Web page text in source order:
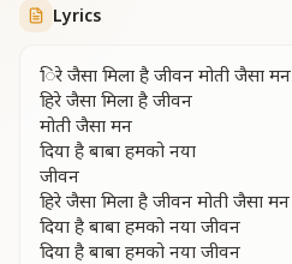
Lyrics
िरे जैसा मिला है जीवन मोती जैसा मन
हिरे जैसा मिला है जीवन
मोती जैसा मन
दिया है बाबा हमको नया
जीवन
हिरे जैसा मिला है जीवन मोती जैसा मन
दिया है बाबा हमको नया जीवन
दिया है बाबा हमको नया जीवन